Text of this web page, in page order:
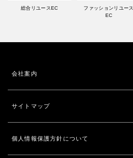
総合リユースEC
ファッションリユース
EC
会社案内
サイトマップ
個人情報保護方針について